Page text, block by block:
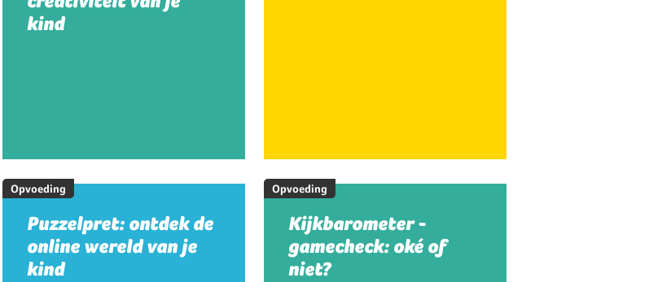
kind
Opvoeding
Puzzelpret: ontdek de
online wereld van je
kind
Opvoeding
Kijkbarometer -
gamecheck: oké of
niet?